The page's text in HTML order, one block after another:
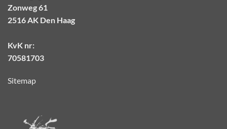
Zonweg 61
2516 AK Den Haag
KvK nr:
70581703
Sitemap